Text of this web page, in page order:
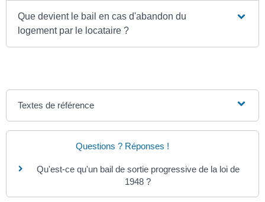
Que devient le bail en cas d'abandon du
logement par le locataire ?
Textes de référence
Questions ? Réponses !
Qu'est-ce qu'un bail de sortie progressive de la loi de
1948 ?